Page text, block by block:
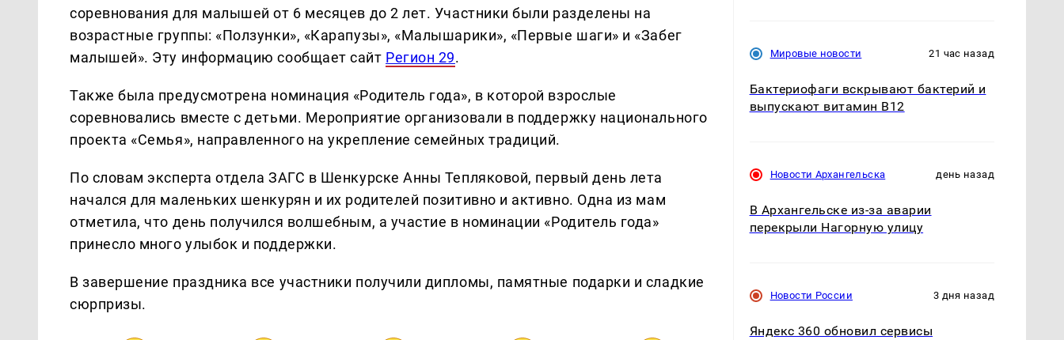
соревнования для малышей от 6 месяцев до 2 лет. Участники были разделены на
возрастные группы: «Ползунки», «Карапузы», «Малышарики», «Первые шаги» и «Забег
малышей». Эту информацию сообщает сайт Регион 29.
Также была предусмотрена номинация «Родитель года», в которой взрослые
соревновались вместе с детьми. Мероприятие организовали в поддержку национального
проекта «Семья», направленного на укрепление семейных традиций.
По словам эксперта отдела ЗАГС в Шенкурске Анны Тепляковой, первый день лета
начался для маленьких шенкурян и их родителей позитивно и активно. Одна из мам
отметила, что день получился волшебным, а участие в номинации «Родитель года»
принесло много улыбок и поддержки.
В завершение праздника все участники получили дипломы, памятные подарки и сладкие
сюрпризы.
Мировые новости 21 час назад
Бактериофаги вскрывают бактерий и
выпускают витамин B12
Новости Архангельска день назад
В Архангельске из-за аварии
перекрыли Нагорную улицу
Новости России 3 дня назад
Яндекс 360 обновил сервисы